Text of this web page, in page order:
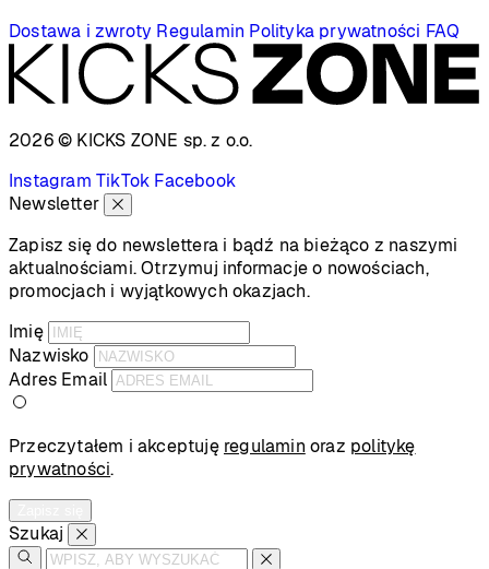
Dostawa i zwroty Regulamin Polityka prywatności FAQ
2026 © KICKS ZONE sp. z o.o.
Instagram TikTok Facebook
Newsletter
Zapisz się do newslettera i bądź na bieżąco z naszymi
aktualnościami. Otrzymuj informacje o nowościach,
promocjach i wyjątkowych okazjach.
Imię
Nazwisko
Adres Email
Przeczytałem i akceptuję regulamin oraz politykę
prywatności.
Szukaj